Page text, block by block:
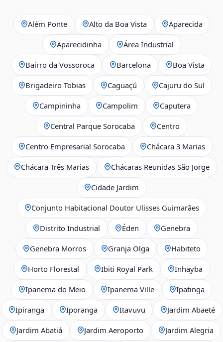
Além Ponte Alto da Boa Vista Aparecida
Aparecidinha Área Industrial
Bairro da Vossoroca Barcelona Boa Vista
Brigadeiro Tobias Caguaçú Cajuru do Sul
Campininha Campolim Caputera
Central Parque Sorocaba Centro
Centro Empresarial Sorocaba Chácara 3 Marias
Chácara Três Marias Chácaras Reunidas São Jorge
Cidade Jardim
Conjunto Habitacional Doutor Ulisses Guimarães
Distrito Industrial Éden Genebra
Genebra Morros Granja Olga Habiteto
Horto Florestal Ibiti Royal Park Inhayba
Ipanema do Meio Ipanema Ville Ipatinga
Ipiranga Iporanga Itavuvu Jardim Abaeté
Jardim Abatiá Jardim Aeroporto Jardim Alegria